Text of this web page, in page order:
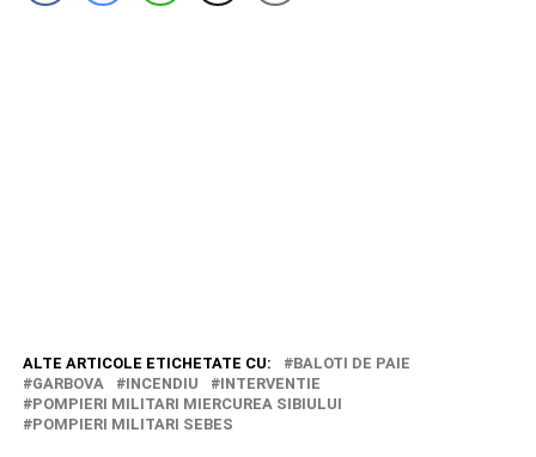
ALTE ARTICOLE ETICHETATE CU:
BALOTI DE PAIE
GARBOVA
INCENDIU
INTERVENTIE
POMPIERI MILITARI MIERCUREA SIBIULUI
POMPIERI MILITARI SEBES